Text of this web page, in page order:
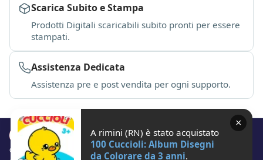
Scarica Subito e Stampa
Prodotti Digitali scaricabili subito pronti per essere
stampati.
Assistenza Dedicata
Assistenza pre e post vendita per ogni supporto.
© 2026 Studio Calieri P.IVA IT04699600401. All rights reserved.
×
A rimini (RN) è stato acquistato
100 Cuccioli: Album Disegni
da Colorare da 3 anni.